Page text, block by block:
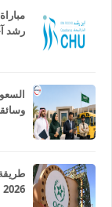
رشد آخر
2026